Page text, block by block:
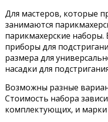
Для мастеров, которые
занимаются
парикмахерские
приборы для
размера для
насадки для
Возможны разные
Стоимость набора
комплектующих, и марки